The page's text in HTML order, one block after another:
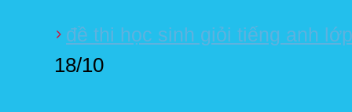
đề thi học sinh giỏi tiếng anh
18/10